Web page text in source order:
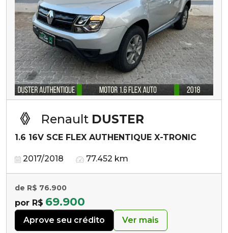
Renault DUSTER
1.6 16V SCE FLEX AUTHENTIQUE X-TRONIC
2017/2018 77.452 km
de R$ 76.900
por R$ 69.900
Aprove seu crédito Ver mais